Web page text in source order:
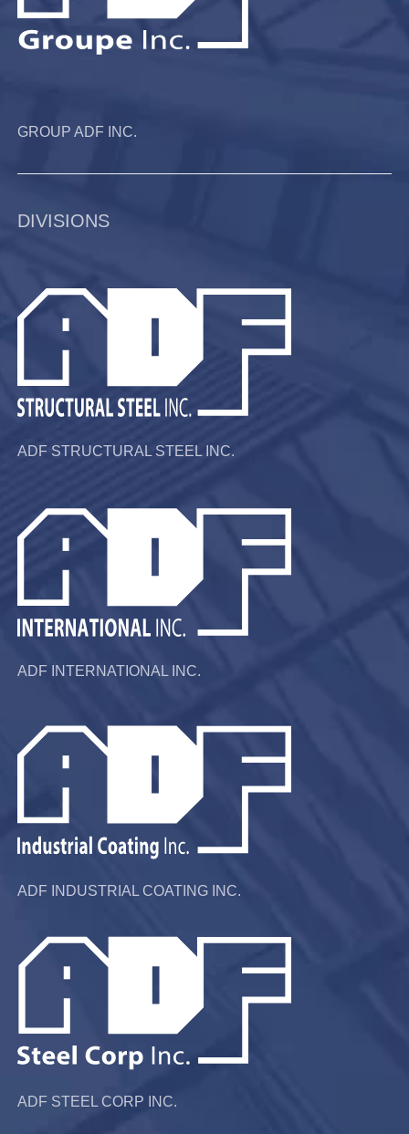
GROUP ADF INC.
DIVISIONS
ADF STRUCTURAL STEEL INC.
ADF INTERNATIONAL INC.
ADF INDUSTRIAL COATING INC.
ADF STEEL CORP INC.